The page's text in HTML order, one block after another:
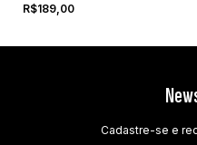
R$189,00
Cadastre-se e